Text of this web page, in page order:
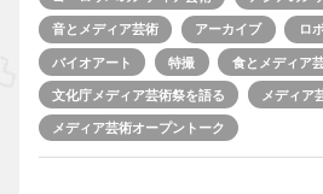
音とメディア芸術 アーカイブ ロ
バイオアート 特撮 食とメディア
文化庁メディア芸術祭を語る メディア
メディア芸術オープントーク